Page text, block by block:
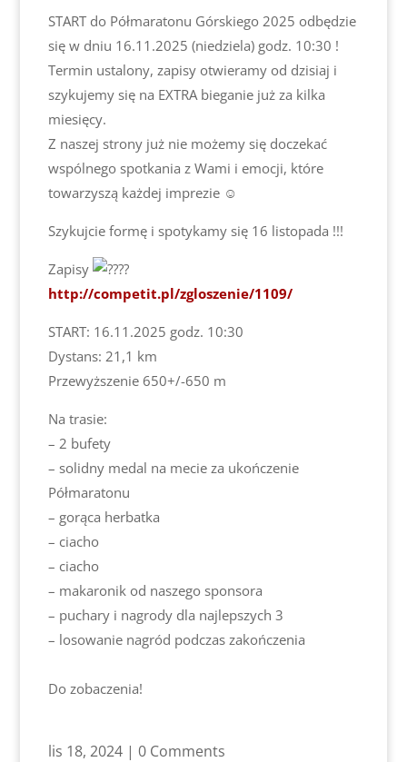
START do Półmaratonu Górskiego 2025 odbędzie
się w dniu 16.11.2025 (niedziela) godz. 10:30 !
Termin ustalony, zapisy otwieramy od dzisiaj i
szykujemy się na EXTRA bieganie już za kilka
miesięcy.
Z naszej strony już nie możemy się doczekać
wspólnego spotkania z Wami i emocji, które
towarzyszą każdej imprezie ☺️
Szykujcie formę i spotykamy się 16 listopada !!!
Zapisy
http://competit.pl/zgloszenie/1109/
START: 16.11.2025 godz. 10:30
Dystans: 21,1 km
Przewyższenie 650+/-650 m
Na trasie:
– 2 bufety
– solidny medal na mecie za ukończenie
Półmaratonu
– gorąca herbatka
– ciacho
– ciacho
– makaronik od naszego sponsora
– puchary i nagrody dla najlepszych 3
– losowanie nagród podczas zakończenia
Do zobaczenia!
lis 18, 2024| 0 Comments